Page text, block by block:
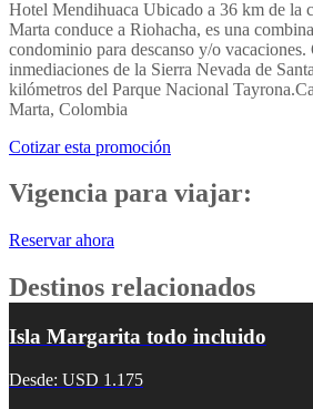
Hotel Mendihuaca Ubicado a 36 km de la
Marta conduce a Riohacha, es una
condominio para descanso y/o vacaciones.
inmediaciones de la Sierra Nevada de
kilómetros del Parque Nacional
Marta, Colombia
Cotizar esta promoción
Vigencia para viajar:
Reservar ahora
Destinos relacionados
Isla Margarita todo incluido
Desde: USD 1.175